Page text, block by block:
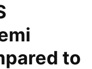
to